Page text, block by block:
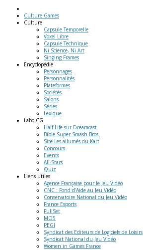
Culture Games
Culture
Capsule Temporelle
Voxel Libre
Capsule Technique
Ni Science, Ni Art
Singing Frames
Encyclopédie
Personnages
Personnalités
Plateformes
Sociétés
Salons
Séries
Lexique
Labo CG
Half Life sur Dreamcast
Bible Super Smash Bros.
Site Les allumés du Kart
Concours
Events
All-Stars
Quiz
Liens utiles
Agence Française pour le Jeu Vidéo
CNC : Fond d'Aide au Jeu Vidéo
Conservatoire National du Jeu Vidéo
France Esports
FullSet
MO5
PEGI
Syndicat des Editeurs de Logiciels de Loisirs
Syndicat National du Jeu Vidéo
Women in Games France